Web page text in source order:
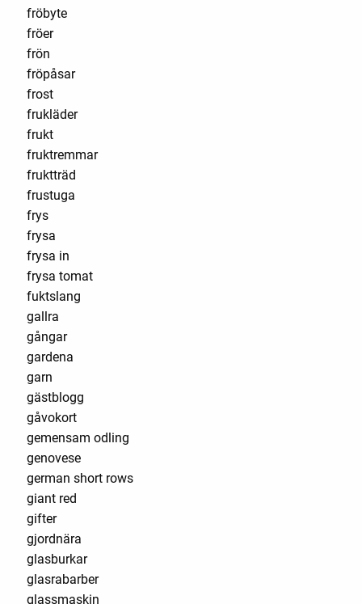
fröbyte
fröer
frön
fröpåsar
frost
frukläder
frukt
fruktremmar
fruktträd
frustuga
frys
frysa
frysa in
frysa tomat
fuktslang
gallra
gångar
gardena
garn
gästblogg
gåvokort
gemensam odling
genovese
german short rows
giant red
gifter
gjordnära
glasburkar
glasrabarber
glassmaskin